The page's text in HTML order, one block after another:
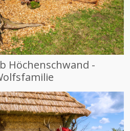
Höchenschwand -